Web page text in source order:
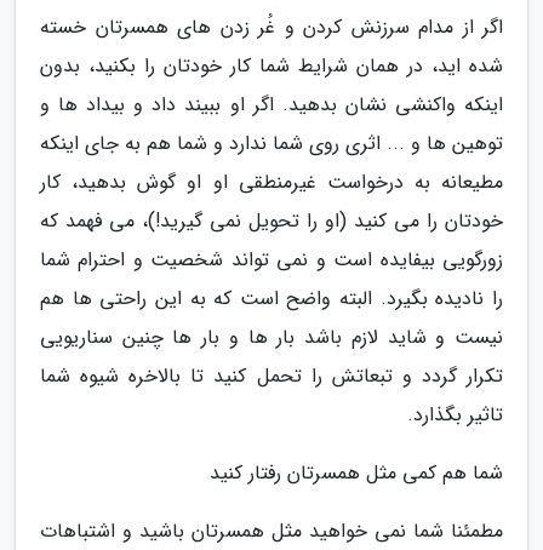
اگر از مدام سرزنش کردن و غُر زدن های همسرتان خسته
شده اید، در همان شرایط شما کار خودتان را بکنید، بدون
اینکه واکنشی نشان بدهید. اگر او ببیند داد و بیداد ها و
توهین ها و ... اثری روی شما ندارد و شما هم به جای اینکه
مطیعانه به درخواست غیرمنطقی او او گوش بدهید، کار
خودتان را می کنید (او را تحویل نمی گیرید!)، می فهمد که
زورگویی بیفایده است و نمی تواند شخصیت و احترام شما
را نادیده بگیرد. البته واضح است که به این راحتی ها هم
نیست و شاید لازم باشد بار ها و بار ها چنین سناریویی
تکرار گردد و تبعاتش را تحمل کنید تا بالاخره شیوه شما
تاثیر بگذارد.
شما هم کمی مثل همسرتان رفتار کنید
مطمئنا شما نمی خواهید مثل همسرتان باشید و اشتباهات